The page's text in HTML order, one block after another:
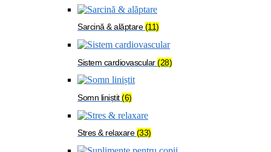
Sarcină & alăptare(11)
Sistem cardiovascular(28)
Somn liniștit(6)
Stres & relaxare(33)